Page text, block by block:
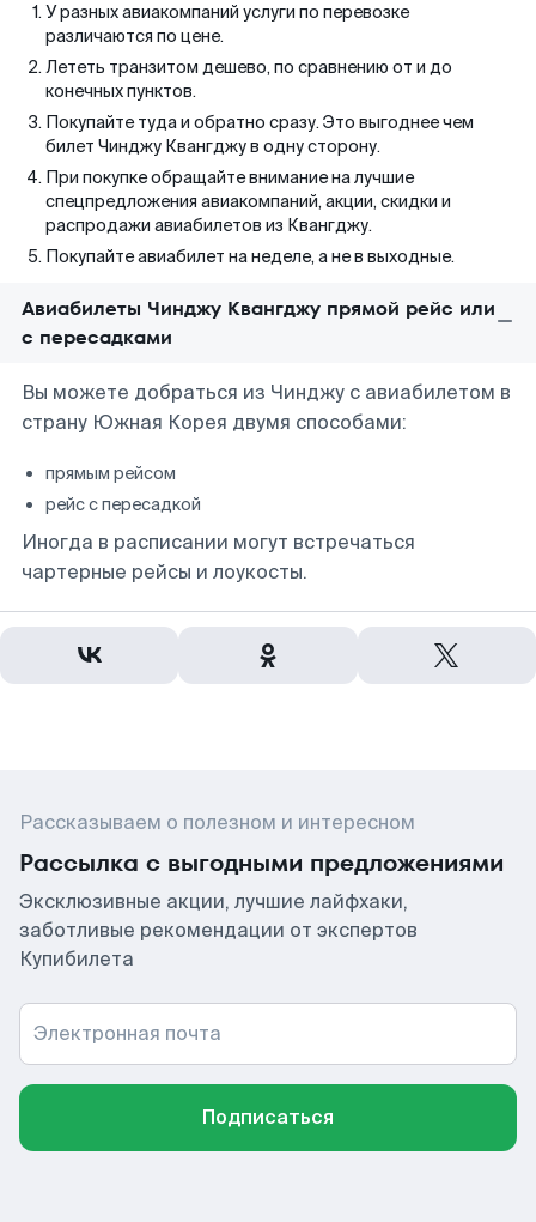
У разных авиакомпаний услуги по перевозке
различаются по цене.
Лететь транзитом дешево, по сравнению от и до
конечных пунктов.
Покупайте туда и обратно сразу. Это выгоднее чем
билет Чинджу Квангджу в одну сторону.
При покупке обращайте внимание на лучшие
спецпредложения авиакомпаний, акции, скидки и
распродажи авиабилетов из Квангджу.
Покупайте авиабилет на неделе, а не в выходные.
Авиабилеты Чинджу Квангджу прямой рейс или
с пересадками
Вы можете добраться из Чинджу с авиабилетом в
страну Южная Корея двумя способами:
прямым рейсом
рейс с пересадкой
Иногда в расписании могут встречаться
чартерные рейсы и лоукосты.
Рассказываем о полезном и интересном
Рассылка с выгодными предложениями
Эксклюзивные акции, лучшие лайфхаки,
заботливые рекомендации от экспертов
Купибилета
Электронная почта
Подписаться